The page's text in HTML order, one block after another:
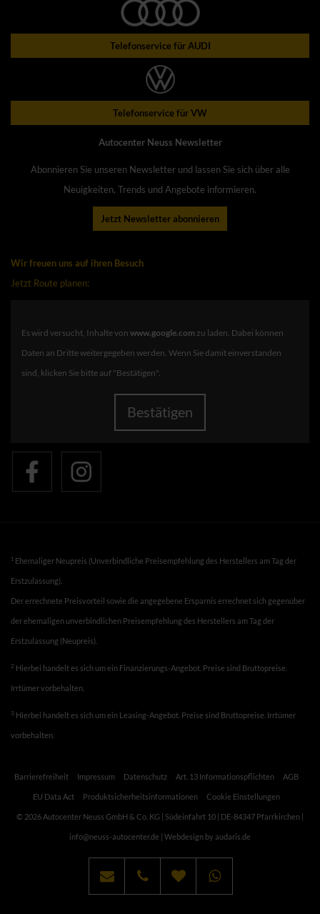
Telefonservice für AUDI
Telefonservice für VW
Autocenter Neuss Newsletter
Abonnieren Sie unseren Newsletter und lassen Sie sich über alle
Neuigkeiten, Trends und Angebote informieren.
Jetzt Newsletter abonnieren
Wir freuen uns auf ihren Besuch
Jetzt Route planen:
Es wird versucht, Inhalte von www.google.com zu laden. Dabei können
Daten an Dritte weitergegeben werden. Wenn Sie damit einverstanden
sind, klicken Sie bitte auf "Bestätigen".
Bestätigen
1 Ehemaliger Neupreis (Unverbindliche Preisempfehlung des Herstellers am Tag der
Erstzulassung).
Der errechnete Preisvorteil sowie die angegebene Ersparnis errechnet sich gegenüber
der ehemaligen unverbindlichen Preisempfehlung des Herstellers am Tag der
Erstzulassung (Neupreis).
2 Hierbei handelt es sich um ein Finanzierungs-Angebot. Preise sind Bruttopreise.
Irrtümer vorbehalten.
3 Hierbei handelt es sich um ein Leasing-Angebot. Preise sind Bruttopreise. Irrtümer
vorbehalten.
Barrierefreiheit Impressum Datenschutz Art. 13 Informationspflichten AGB
EU Data Act Produktsicherheitsinformationen Cookie Einstellungen
© 2026 Autocenter Neuss GmbH & Co. KG | Südeinfahrt 10 | DE-84347 Pfarrkirchen |
info@neuss-autocenter.de | Webdesign by audaris.de